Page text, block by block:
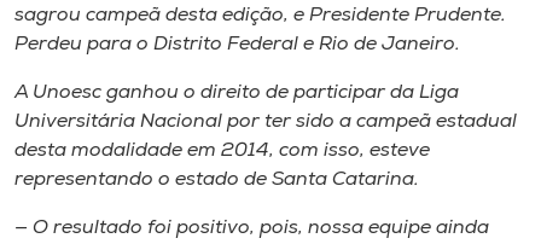
sagrou campeã desta edição, e Presidente Prudente.
Perdeu para o Distrito Federal e Rio de Janeiro.
A Unoesc ganhou o direito de participar da Liga
Universitária Nacional por ter sido a campeã estadual
desta modalidade em 2014, com isso, esteve
representando o estado de Santa Catarina.
— O resultado foi positivo, pois, nossa equipe ainda